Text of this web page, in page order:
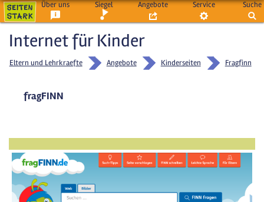
Über uns Siegel Angebote Service Suche
Internet für Kinder
Eltern und Lehrkraefte Angebote Kinderseiten Fragfinn
fragFINN